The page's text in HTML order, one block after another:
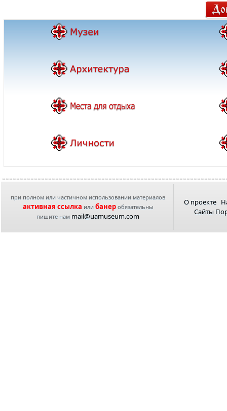
при полном или частичном использовании материалов
активная ссылка или банеробязательны
пишите нам mail@uamuseum.com
О проекте
Сайты